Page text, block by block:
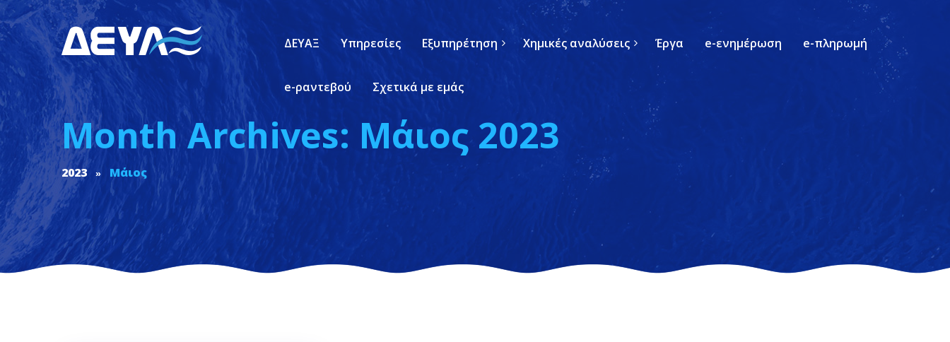
ΔΕΥΑΞ Υπηρεσίες Εξυπηρέτηση Χημικές αναλύσεις Έργα e-ενημέρωση e-πληρωμή
e-ραντεβού Σχετικά με εμάς
Month Archives: Μάιος 2023
2023 Μάιος